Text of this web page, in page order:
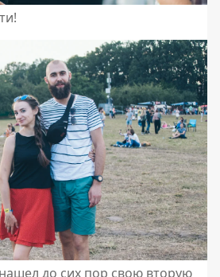
до сих пор свою вторую